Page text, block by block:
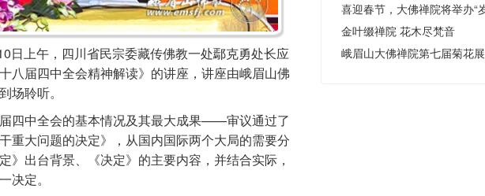
日上午，四川省民宗委藏传佛教一处鄢克勇处长应
八届四中全会精神解读》的讲座，讲座由峨眉山佛
场聆听。
中全会的基本情况及其最大成果——审议通过了
重大问题的决定》，从国内国际两个大局的需要分
》出台背景、《决定》的主要内容，并结合实际，
决定。
金叶缀禅院 花木尽梵音
峨眉山大佛禅院第七届菊花展